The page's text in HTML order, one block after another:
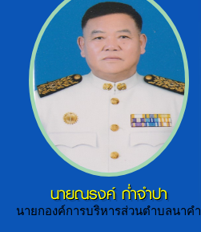
นายณรงค์ ก่ำจำปา
นายกองค์การบริหารส่วนตำบลนาคำ